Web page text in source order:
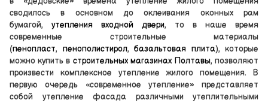
сводилось в основном до оклеивания оконных рам
бумагой, утепления входной двери, то в наше время
современные строительные материалы
(пенопласт, пенополистирол, базальтовая плита), которые
можно купить в строительных магазинах Полтавы, позволяют
произвести комплексное утепление жилого помещения. В
первую очередь «современное утепление» представляет
собой утепление фасада различными утеплительными